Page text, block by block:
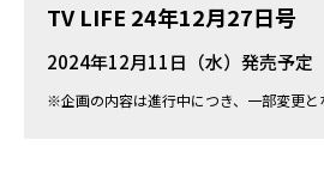
TV LIFE 24年12月27日号
2024年12月11日（水）発売予定
※企画の内容は進行中につき、一部変更